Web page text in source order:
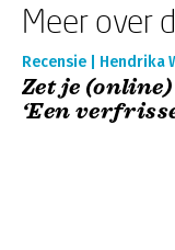
Meer over
Recensie | Hendrika
Zet je
‘Een